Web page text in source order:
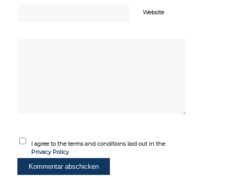
Website
I agree to the terms and conditions laid out in the
Privacy Policy